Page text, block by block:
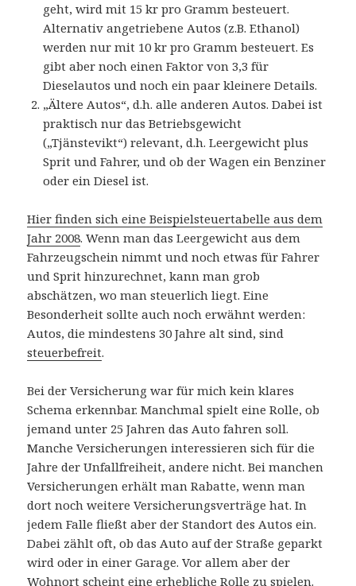
geht, wird mit 15 kr pro Gramm besteuert.
Alternativ angetriebene Autos (z.B. Ethanol)
werden nur mit 10 kr pro Gramm besteuert. Es
gibt aber noch einen Faktor von 3,3 für
Dieselautos und noch ein paar kleinere Details.
„Ältere Autos“, d.h. alle anderen Autos. Dabei ist
praktisch nur das Betriebsgewicht
(„Tjänstevikt“) relevant, d.h. Leergewicht plus
Sprit und Fahrer, und ob der Wagen ein Benziner
oder ein Diesel ist.
Hier finden sich eine Beispielsteuertabelle aus dem
Jahr 2008. Wenn man das Leergewicht aus dem
Fahrzeugschein nimmt und noch etwas für Fahrer
und Sprit hinzurechnet, kann man grob
abschätzen, wo man steuerlich liegt. Eine
Besonderheit sollte auch noch erwähnt werden:
Autos, die mindestens 30 Jahre alt sind, sind
steuerbefreit.
Bei der Versicherung war für mich kein klares
Schema erkennbar. Manchmal spielt eine Rolle, ob
jemand unter 25 Jahren das Auto fahren soll.
Manche Versicherungen interessieren sich für die
Jahre der Unfallfreiheit, andere nicht. Bei manchen
Versicherungen erhält man Rabatte, wenn man
dort noch weitere Versicherungsverträge hat. In
jedem Falle fließt aber der Standort des Autos ein.
Dabei zählt oft, ob das Auto auf der Straße geparkt
wird oder in einer Garage. Vor allem aber der
Wohnort scheint eine erhebliche Rolle zu spielen.